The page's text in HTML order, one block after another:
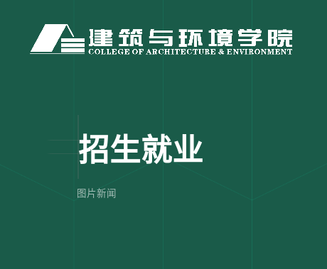
招生就业
图片新闻